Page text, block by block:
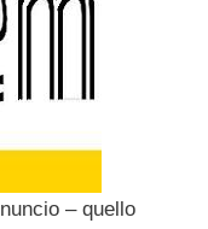
– quello